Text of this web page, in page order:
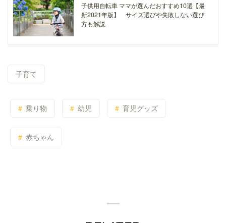
子供用自転車 ママが選んだおすすめ10選【最
新2021年版】 サイズ選びや失敗しない選び
方も解説
子育て
乗り物 幼児 育児グッズ
赤ちゃん